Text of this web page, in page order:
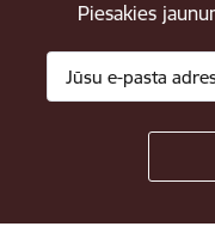
Piesakies